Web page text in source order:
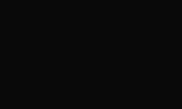
in a new tab